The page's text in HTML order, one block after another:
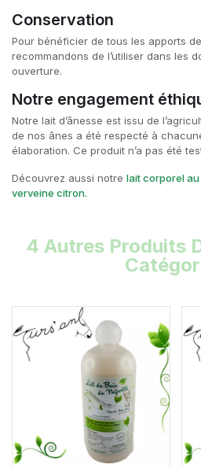
Conservation
Pour bénéficier de tous les apports
recommandons de l’utiliser dans les
ouverture.
Notre engagement
Notre lait d’ânesse est issu de
de nos ânes a été respecté à
élaboration. Ce produit n’a pas été
Découvrez aussi notre lait corporel au
verveine citron.
4 Autres Produits